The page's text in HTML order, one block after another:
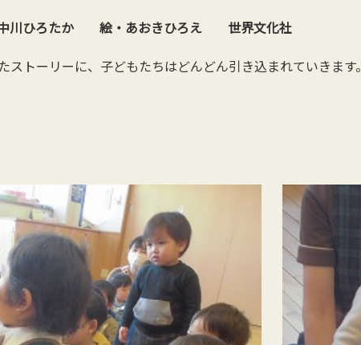
中川ひろたか 絵・あおきひろえ 世界文化社
トーリーに、子どもたちはどんどん引き込まれていきます。